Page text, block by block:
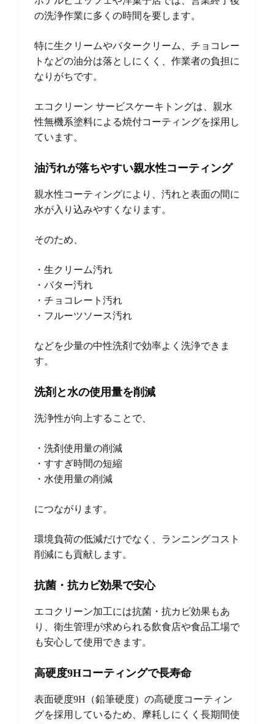
の洗浄作業に多くの時間を要します。
特に生クリームやバタークリーム、チョコレー
トなどの油分は落としにくく、作業者の負担に
なりがちです。
エコクリーン サービスケーキトングは、親水
性無機系塗料による焼付コーティングを採用し
ています。
油汚れが落ちやすい親水性コーティング
親水性コーティングにより、汚れと表面の間に
水が入り込みやすくなります。
そのため、
・生クリーム汚れ
・バター汚れ
・チョコレート汚れ
・フルーツソース汚れ
などを少量の中性洗剤で効率よく洗浄できま
す。
洗剤と水の使用量を削減
洗浄性が向上することで、
・洗剤使用量の削減
・すすぎ時間の短縮
・水使用量の削減
につながります。
環境負荷の低減だけでなく、ランニングコスト
削減にも貢献します。
抗菌・抗カビ効果で安心
エコクリーン加工には抗菌・抗カビ効果もあ
り、衛生管理が求められる飲食店や食品工場で
も安心して使用できます。
高硬度9Hコーティングで長寿命
表面硬度9H（鉛筆硬度）の高硬度コーティン
グを採用しているため、摩耗しにくく長期間使